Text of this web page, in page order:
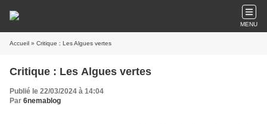
MENU
Accueil » Critique : Les Algues vertes
Critique : Les Algues vertes
Publié le 22/03/2024 à 14:04
Par 6nemablog